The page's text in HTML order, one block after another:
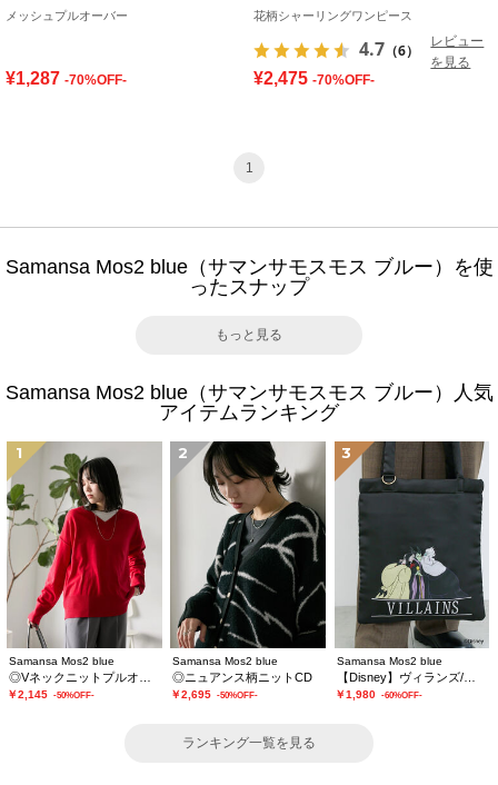
メッシュプルオーバー
¥1,287 -70%OFF-
花柄シャーリングワンピース
4.7 （6）
レビュー
を見る
¥2,475 -70%OFF-
1
Samansa Mos2 blue（サマンサモスモス ブルー）を使
ったスナップ
もっと見る
Samansa Mos2 blue（サマンサモスモス ブルー）人気
アイテムランキング
1
Samansa Mos2 blue
￥2,145 -50%OFF-
2
Samansa Mos2 blue
◎ニュアンス柄ニットCD
￥2,695 -50%OFF-
3
Samansa Mos2 blue
【Disney】ヴィランズ/トートバッグ
￥1,980 -60%OFF-
ランキング一覧を見る